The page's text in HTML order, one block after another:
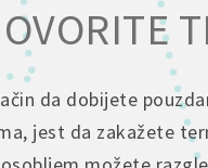
da dobijete
jest da zakažete